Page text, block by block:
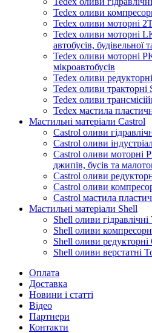
Tedex оливи
Tedex оливи моторні
Tedex оливи моторні
автобусів, будівельної
Tedex оливи моторні
мікроавтобусів
Tedex оливи
Tedex оливи
Tedex оливи
Tedex мастила
Мастильні матеріали Castrol
Castrol оливи
Castrol оливи
Castrol оливи моторні
джипів, бусів та
Castrol оливи
Castrol оливи
Castrol мастила
Мастильні матеріали Shell
Shell оливи гідравлічні
Shell оливи
Shell оливи редукторні
Shell оливи верстатні
Оплата
Доставка
Новини і статті
Відео
Партнери
Контакти